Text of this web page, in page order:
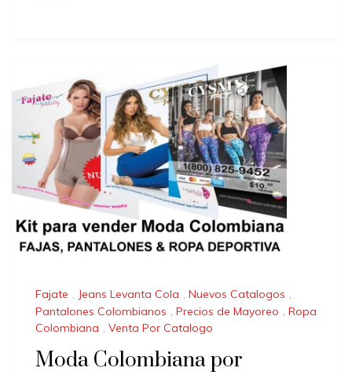
Fajate , Jeans Levanta Cola , Nuevos Catalogos ,
Pantalones Colombianos , Precios de Mayoreo , Ropa
Colombiana , Venta Por Catalogo
Moda Colombiana por